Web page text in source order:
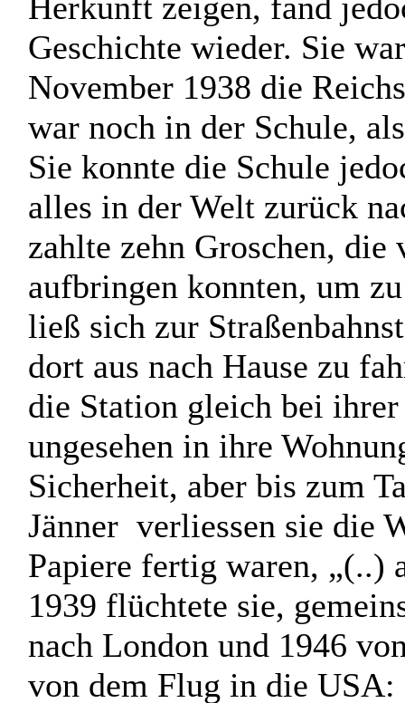
Geschichte wieder. Sie
November 1938 die
war noch in der Schule,
Sie konnte die Schule
alles in der Welt zurück
zahlte zehn Groschen,
aufbringen konnten, um
ließ sich zur
dort aus nach Hause zu
die Station gleich bei ihrer
ungesehen in ihre
Sicherheit, aber bis zum
Jänner verliessen sie die
Papiere fertig waren, „(..)
1939 flüchtete sie,
nach London und 1946
von dem Flug in die USA: